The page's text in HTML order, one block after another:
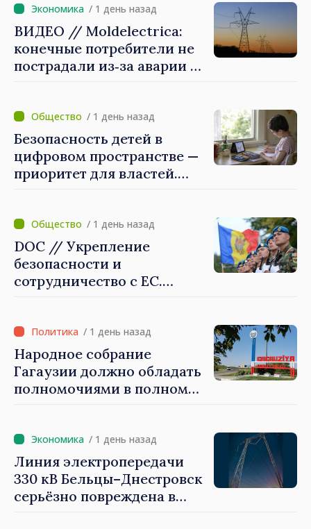
диаспора может сыграть
важную роль в
продвижении и поддержке
этого пути»
/ 1 день назад
ВИДЕО // Moldelectrica:
конечные потребители не
пострадали из‑за аварии на
выполнены в
приоритетном режиме
/ 1 день назад
Безопасность детей в
цифровом пространстве —
приоритет для властей.
которые будут их
защищать»
/ 1 день назад
DOC // Укрепление
безопасности и
сотрудничество с ЕС.
обороны на 2024–2034 годы
опубликована в Monitorul
Oficial
/ 1 день назад
Народное собрание
Гагаузии должно обладать
полномочиями в полном
быть свободными и
честными»
/ 1 день назад
Линия электропередачи
330 кВ Бельцы–Днестровск
серьёзно повреждена в